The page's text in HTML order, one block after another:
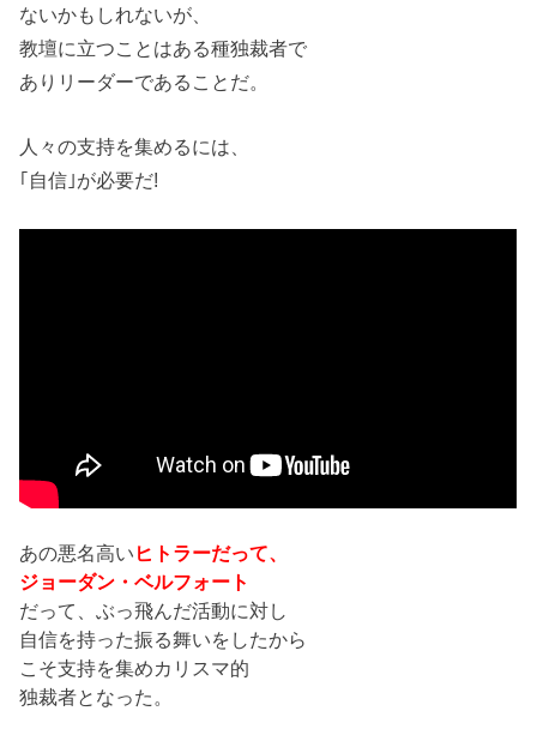
ないかもしれないが、
教壇に立つことはある種独裁者で
ありリーダーであることだ。
人々の支持を集めるには、
｢自信｣が必要だ!
あの悪名高い ヒトラーだって、
ジョーダン・ベルフォート
だって、ぶっ飛んだ活動に対し
自信を持った振る舞いをしたから
こそ支持を集めカリスマ的
独裁者となった。